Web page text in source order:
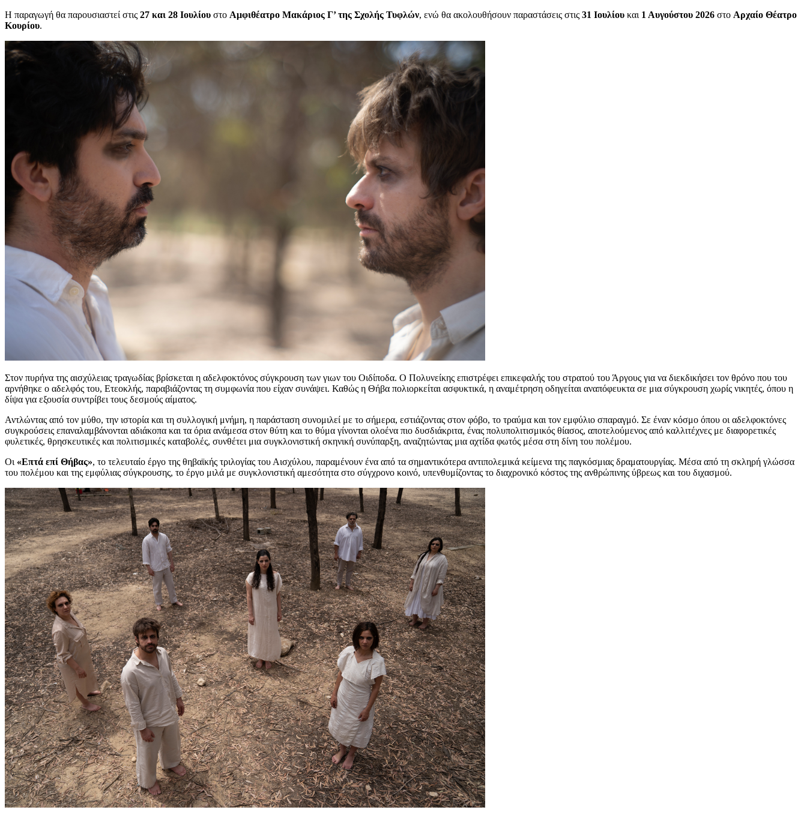
Η παραγωγή θα παρουσιαστεί στις 27 και 28 Ιουλίου στο Αμφιθέατρο Μακάριος Γ’ της Σχολής Τυφλών, ενώ θα ακολουθήσουν παραστάσεις στις 31 Ιουλίου και 1 Αυγούστου 2026 στο Αρχαίο Θέατρο
Κουρίου.
Στον πυρήνα της αισχύλειας τραγωδίας βρίσκεται η αδελφοκτόνος σύγκρουση των γιων του Οιδίποδα. Ο Πολυνείκης επιστρέφει επικεφαλής του στρατού του Άργους για να διεκδικήσει τον θρόνο που του
αρνήθηκε ο αδελφός του, Ετεοκλής, παραβιάζοντας τη συμφωνία που είχαν συνάψει. Καθώς η Θήβα πολιορκείται ασφυκτικά, η αναμέτρηση οδηγείται αναπόφευκτα σε μια σύγκρουση χωρίς νικητές, όπου η
δίψα για εξουσία συντρίβει τους δεσμούς αίματος.
Αντλώντας από τον μύθο, την ιστορία και τη συλλογική μνήμη, η παράσταση συνομιλεί με το σήμερα, εστιάζοντας στον φόβο, το τραύμα και τον εμφύλιο σπαραγμό. Σε έναν κόσμο όπου οι αδελφοκτόνες
συγκρούσεις επαναλαμβάνονται αδιάκοπα και τα όρια ανάμεσα στον θύτη και το θύμα γίνονται ολοένα πιο δυσδιάκριτα, ένας πολυπολιτισμικός θίασος, αποτελούμενος από καλλιτέχνες με διαφορετικές
φυλετικές, θρησκευτικές και πολιτισμικές καταβολές, συνθέτει μια συγκλονιστική σκηνική συνύπαρξη, αναζητώντας μια αχτίδα φωτός μέσα στη δίνη του πολέμου.
Οι «Επτά επί Θήβας», το τελευταίο έργο της θηβαϊκής τριλογίας του Αισχύλου, παραμένουν ένα από τα σημαντικότερα αντιπολεμικά κείμενα της παγκόσμιας δραματουργίας. Μέσα από τη σκληρή γλώσσα
του πολέμου και της εμφύλιας σύγκρουσης, το έργο μιλά με συγκλονιστική αμεσότητα στο σύγχρονο κοινό, υπενθυμίζοντας το διαχρονικό κόστος της ανθρώπινης ύβρεως και του διχασμού.